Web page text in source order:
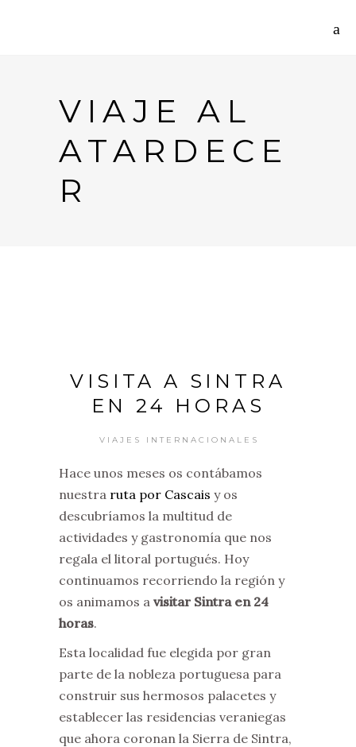
VIAJE AL
ATARDECE
R
VISITA A SINTRA
EN 24 HORAS
VIAJES INTERNACIONALES
Hace unos meses os contábamos
nuestra ruta por Cascais y os
descubríamos la multitud de
actividades y gastronomía que nos
regala el litoral portugués. Hoy
continuamos recorriendo la región y
os animamos a visitar Sintra en 24
horas.
Esta localidad fue elegida por gran
parte de la nobleza portuguesa para
construir sus hermosos palacetes y
establecer las residencias veraniegas
que ahora coronan la Sierra de Sintra,